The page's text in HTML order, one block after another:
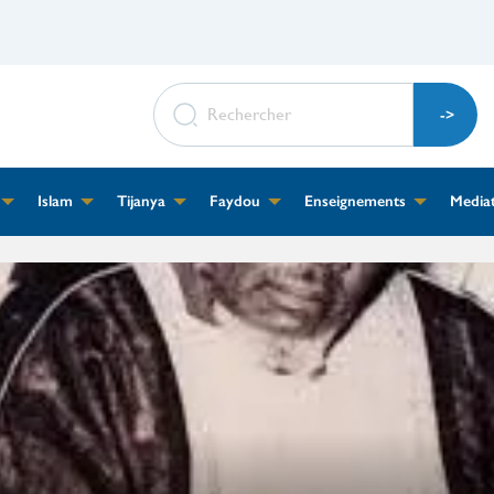
RECHERCHER
Islam Tijanya Faydou Enseignements